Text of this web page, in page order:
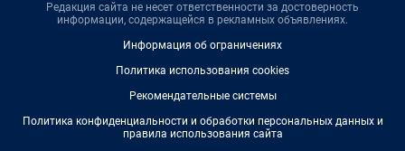
Редакция сайта не несет ответственности за достоверность
информации, содержащейся в рекламных объявлениях.
Информация об ограничениях
Политика использования cookies
Рекомендательные системы
Политика конфиденциальности и обработки персональных данных и
правила использования сайта